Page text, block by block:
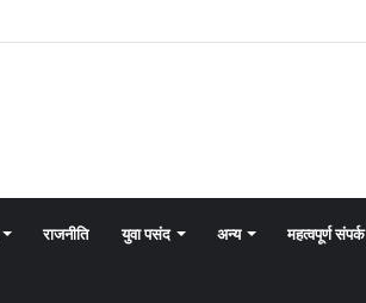
राजनीति युवा पसंद अन्य महत्वपूर्ण संपर्क